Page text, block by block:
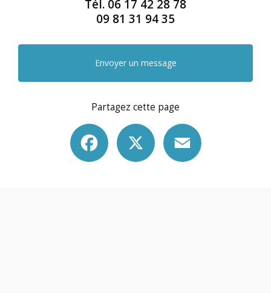
Tél. 06 17 42 28 78
09 81 31 94 35
Envoyer un message
Partagez cette page
Facebook